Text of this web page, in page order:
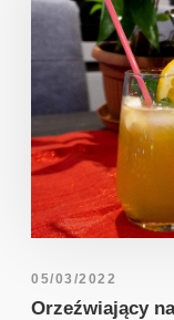
05/03/2022
Orzeźwiający